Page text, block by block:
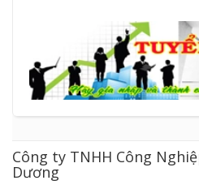
Công ty TNHH Công
Dương